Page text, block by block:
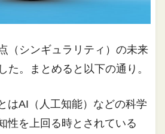
（シンギュラリティ）の未来
た。まとめると以下の通り。
はAI（人工知能）などの科学
性を上回る時とされている